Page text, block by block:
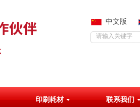
中文版
印刷耗材 联系我们